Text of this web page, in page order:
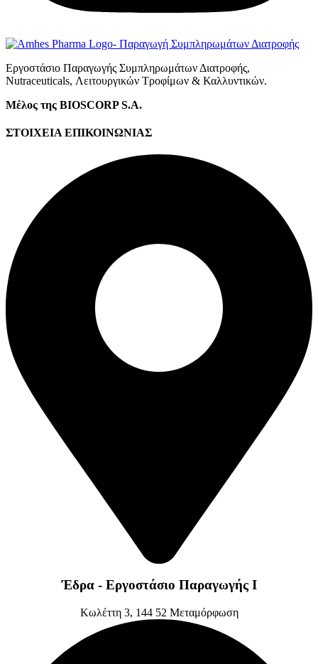
Εργοστάσιο Παραγωγής Συμπληρωμάτων Διατροφής,
Νutraceuticals, Λειτουργικών Τροφίμων & Καλλυντικών.
Μέλος της BIOSCORP S.A.
ΣΤΟΙΧΕΙΑ ΕΠΙΚΟΙΝΩΝΙΑΣ
Έδρα - Εργοστάσιο Παραγωγής Ι
Kωλέττη 3, 144 52 Μεταμόρφωση